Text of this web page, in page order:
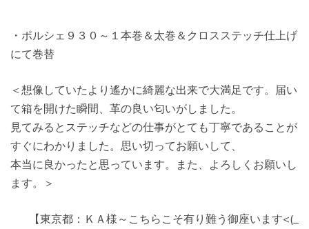
・ポルシェ９３０～１本巻＆太巻＆クロスステッチ仕上げ
にて巻替
＜想像していたより遙かに綺麗な出来で大満足です。届い
て箱を開けた瞬間、革の良い匂いがしました。
見てみるとステッチなどの仕事がとても丁寧であることが
すぐにわかりました。思い切ってお願いして、
本当に良かったと思っています。また、よろしくお願いし
ます。＞
【東京都：ＫＡ様～こちらこそ有り難う御座います<(_